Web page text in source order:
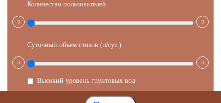
Количество пользователей
Суточный объем стоков (л/сут.)
Высокий уровень грунтовых вод